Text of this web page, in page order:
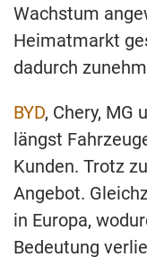
Wachstum
Heimatmarkt
dadurch
BYD, Chery, MG
längst
Kunden. Trotz
Angebot.
in Europa,
Bedeutung